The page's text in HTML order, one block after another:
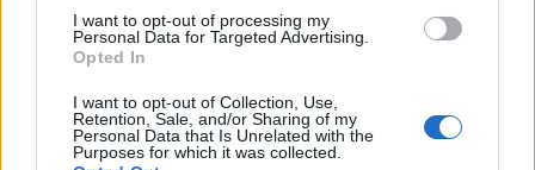
I want to opt-out of processing my
Personal Data for Targeted Advertising.
Opted In
I want to opt-out of Collection, Use,
Retention, Sale, and/or Sharing of my
Personal Data that Is Unrelated with the
Purposes for which it was collected.
Megállapították, hogy a minta igen gazdag
hidrogén, kén) és CHN- (szén, hidrogén, nitrogén) kötéseket
tartalmazó heterociklusos vegyületekben. Ezek hevítése